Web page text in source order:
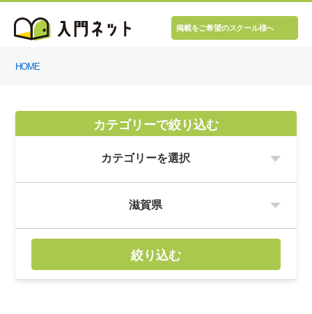
掲載をご希望のスクール様へ
HOME
カテゴリーで絞り込む
絞り込む